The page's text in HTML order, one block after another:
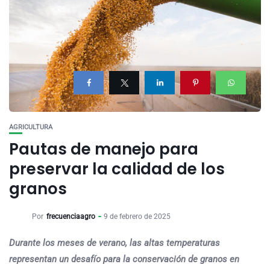
AGRICULTURA
Pautas de manejo para
preservar la calidad de los
granos
Por frecuenciaagro 9 de febrero de 2025
Durante los meses de verano, las altas temperaturas
representan un desafío para la conservación de granos en